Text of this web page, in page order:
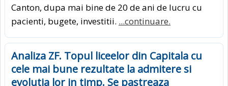
Canton, dupa mai bine de 20 de ani de lucru cu
pacienti, bugete, investitii. ...continuare.
Analiza ZF. Topul liceelor din Capitala cu
cele mai bune rezultate la admitere si
evolutia lor in timp. Se pastreaza